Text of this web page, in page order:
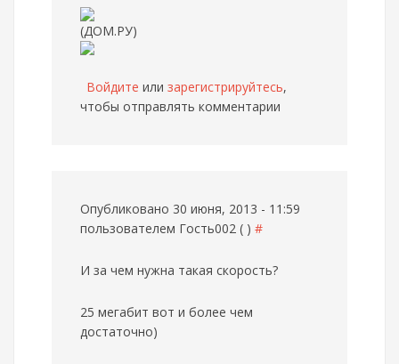
(ДОМ.РУ)
Войдите или зарегистрируйтесь,
чтобы отправлять комментарии
Опубликовано 30 июня, 2013 - 11:59
пользователем Гость002 ( ) #
И за чем нужна такая скорость?
25 мегабит вот и более чем
достаточно)